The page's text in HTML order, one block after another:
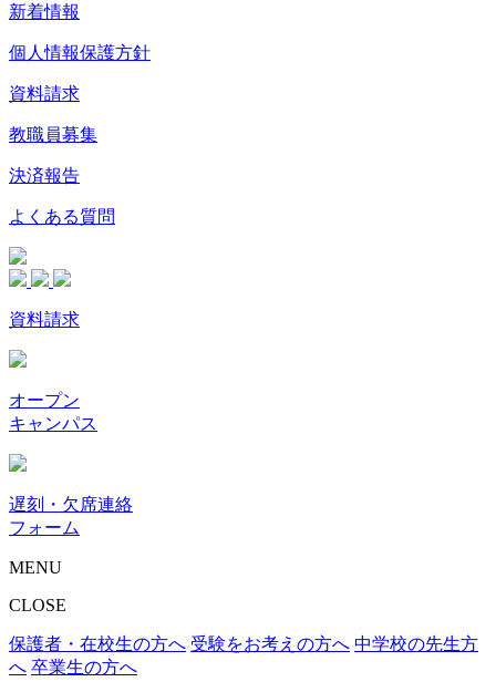
新着情報
個人情報保護方針
資料請求
教職員募集
決済報告
よくある質問
資料請求
オープン
キャンパス
遅刻・欠席連絡
フォーム
MENU
CLOSE
保護者・在校生の方へ 受験をお考えの方へ 中学校の先生方
へ 卒業生の方へ